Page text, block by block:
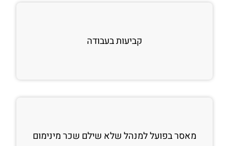
קביעות בעבודה
מאסר בפועל למנהל שלא שילם שכר מינימום